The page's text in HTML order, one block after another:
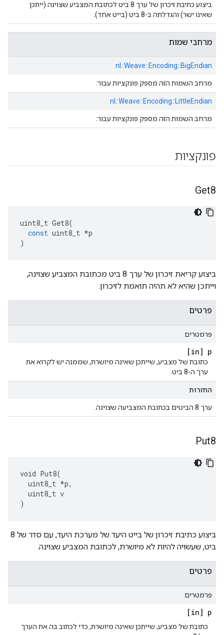
ביצוע כתיבת זיכרון של ערך 8 ביט לכתובת המצביע שצוינה (ייתכן
שאינו ישר) והגדלתה ב-8 ביט (בייט אחד).
מרחבי שמות
nl::Weave::Encoding::BigEndian
מרחב השמות הזה מספק פונקציות עבור:
nl::Weave::Encoding:: LittleEndian
מרחב השמות הזה מספק פונקציות עבור:
פונקציות
Get8
uint8_t Get8(
const uint8_t *p
)
ביצוע קריאת זיכרון של ערך 8 ביט מכתובת המצביע שצוינה,
וייתכן שהיא לא תהיה תואמת לזיכרון.
פרטים
פרמטרים
[in] p
כתובת של מצביע, שייתכן שאינה מיושרת, שממנה יש לקרוא את
ערך ה-8 ביט.
החזרות
ערך 8 הביטים בכתובת המצביעה שצוינה.
Put8
void Put8(
  uint8_t *p,
  uint8_t v
)
ביצוע כתיבת זיכרון של בייט היעד של מערכת היעד, עם סדר של 8
ביט, שעשויה להיות לא מיושרת, לכתובת המצביע שצוינה.
פרטים
פרמטרים
[in] p
כתובת של מצביע, שייתכן שאינה מיושרת, כדי לכתוב בה את הערך